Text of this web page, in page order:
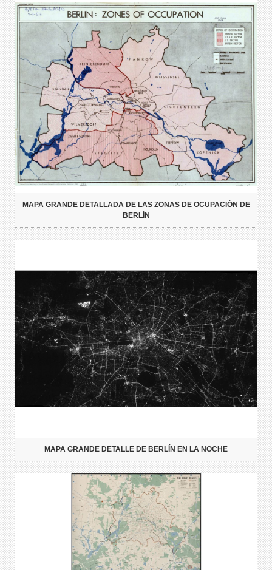
MAPA GRANDE DETALLADA DE LAS ZONAS DE OCUPACIÓN DE
BERLÍN
MAPA GRANDE DETALLE DE BERLÍN EN LA NOCHE